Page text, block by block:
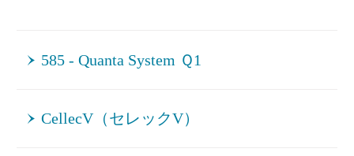
585 - Quanta System Ｑ1
CellecV（セレックV）